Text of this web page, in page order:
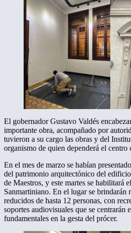
El gobernador Gustavo Valdés
importante obra, acompañado por
tuvieron a su cargo las obras y del
organismo de quien dependerá el centro
En el mes de marzo se habían
del patrimonio arquitectónico del
de Maestros, y este martes se habilitará
Sanmartiniano. En el lugar se brindarán
reducidos de hasta 12 personas, con
soportes audiovisuales que se centrarán
fundamentales en la gesta del prócer.